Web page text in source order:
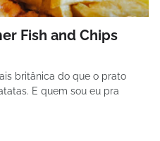
Fish and Chips
britânica do que o prato
E quem sou eu pra